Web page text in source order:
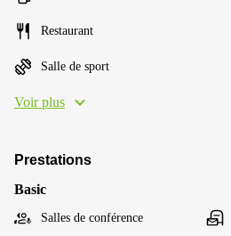
Restaurant
Salle de sport
Voir plus
Prestations
Basic
Salles de conférence